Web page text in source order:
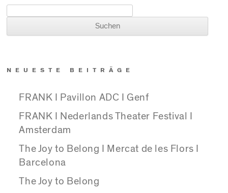
NEUESTE BEITRÄGE
FRANK I Pavillon ADC I Genf
FRANK I Nederlands Theater Festival I
Amsterdam
The Joy to Belong I Mercat de les Flors I
Barcelona
The Joy to Belong